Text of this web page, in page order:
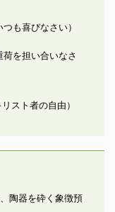
も喜びなさい）
を担い合いなさ
スト者の自由）
陶器を砕く象徴預